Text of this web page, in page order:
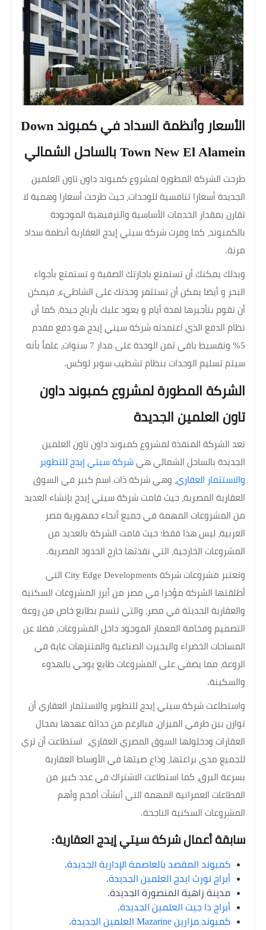
الأسعار وأنظمة السداد في كمبوند Down
Town New El Alamein بالساحل الشمالي
طرحت الشركة المطورة لمشروع كمبوند داون تاون العلمين
الجديدة أسعارا تنافسية للوحدات، حيث طرحت أسعارا وهمية لا
تقارن بمقدار الخدمات الأساسية والترفيهية الموجودة
بالكمبوند، كما وفرت شركة سيتي إيدج العقارية أنظمة سداد
مرنة.
وبذلك يمكنك أن تستمتع باجازتك الصفية و تستمتع بأجواء
البحر و أيضا يمكن أن تستثمر وحدتك على الشاطيء، فيمكن
أن تقوم بتأجيرها لمدة أيام و يعود عليك بأرباح جيدة، كما أن
نظام الدفع الذي اعتمدته شركة سيتي إيدج هو دفع مقدم
5% وتقسيط باقي ثمن الوحدة على مدار 7 سنوات، علماً بأنه
سيتم تسليم الوحدات بنظام تشطيب سوبر لوكس.
الشركة المطورة لمشروع كمبوند داون
تاون العلمين الجديدة
تعد الشركة المنفذة لمشروع كمبوند داون تاون العلمين
الجديدة بالساحل الشمالي هي شركة سيتي إيدج للتطوير
والاستثمار العقاري ، وهي شركة ذات اسم كبير في السوق
العقارية المصرية، حيث قامت شركة سيتي إيدج بإنشاء العديد
من المشروعات المهمة في جميع أنحاء جمهورية مصر
العربية، ليس هذا فقط؛ حيث قامت الشركة بالعديد من
المشروعات الخارجية، التي نفذتها خارج الحدود المصرية.
وتعتبر مشروعات شركة City Edge Developments التي
أطلقتها الشركة مؤخرا في مصر من أبرز المشروعات السكنية
والعقارية الحديثة في مصر، والتي تتسم بطابع خاص من روعة
التصميم وفخامة المعمار الموجود داخل المشروعات، فضلا عن
المساحات الخضراء والبحيرت الصناعية والمتنزهات غاية في
الروعة، مما يضفي على المشروعات طابع يوحي بالهدوء
والسكينة.
واستطاعت شركة سيتي إيدج للتطوير والاستثمار العقاري أن
توازن بين طرفي الميزان، فبالرغم من حداثة عهدها بمجال
العقارات ودخلولها السوق المصري العقاري، استطاعت أن تري
للجميع مدى براعتها، وذاع صيتها في الأوساط العقارية
بسرعة البرق، كما استطاعت الاشتراك في عدد كبير من
القطاعات العمرانية المهمة التي أنشأت أفخم وأهم
المشروعات السكنية الناجحة.
سابقة أعمال شركة سيتي إيدج العقارية:
كمبوند المقصد بالعاصمة الإدارية الجديدة.
أبراج نورث ايدج العلمين الجديدة.
مدينة زاهية المنصورة الجديدة.
أبراج ذا جيت العلمين الجديدة.
كمبوند مزارين Mazarine العلمين الجديدة
.